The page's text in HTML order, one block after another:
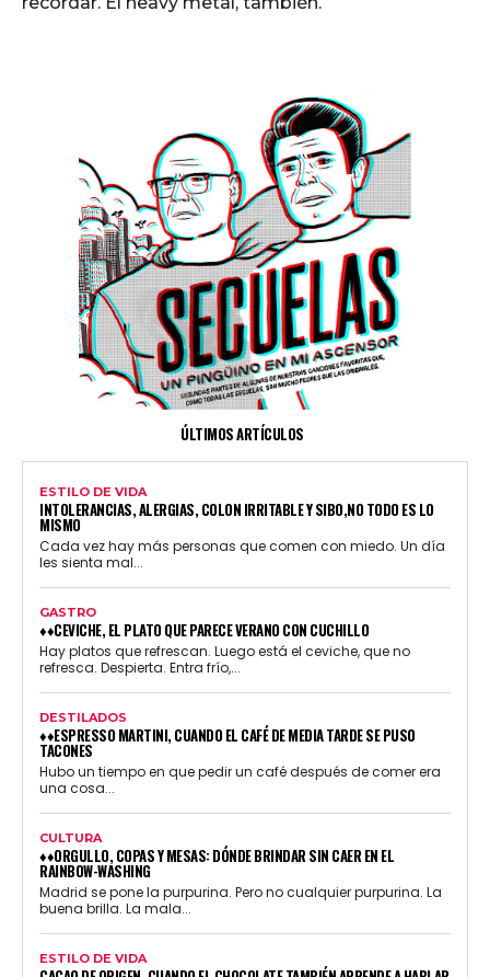
ÚLTIMOS ARTÍCULOS
ESTILO DE VIDA
INTOLERANCIAS, ALERGIAS, COLON IRRITABLE Y SIBO,NO TODO ES LO
MISMO
Cada vez hay más personas que comen con miedo. Un día
les sienta mal...
GASTRO
♦♦CEVICHE, EL PLATO QUE PARECE VERANO CON CUCHILLO
Hay platos que refrescan. Luego está el ceviche, que no
refresca. Despierta. Entra frío,...
DESTILADOS
♦♦ESPRESSO MARTINI, CUANDO EL CAFÉ DE MEDIA TARDE SE PUSO
TACONES
Hubo un tiempo en que pedir un café después de comer era
una cosa...
CULTURA
♦♦ORGULLO, COPAS Y MESAS: DÓNDE BRINDAR SIN CAER EN EL
RAINBOW-WASHING
Madrid se pone la purpurina. Pero no cualquier purpurina. La
buena brilla. La mala...
ESTILO DE VIDA